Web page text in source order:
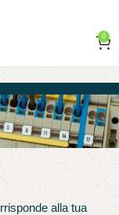
0
alla tua